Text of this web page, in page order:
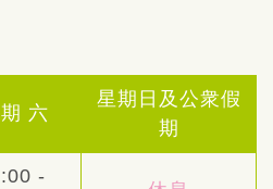
六
星期日及公衆假
期
-